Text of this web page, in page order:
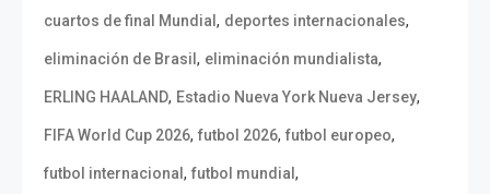
cuartos de final Mundial , deportes internacionales,
eliminación de Brasil , eliminación mundialista,
ERLING HAALAND, Estadio Nueva York Nueva Jersey,
FIFA World Cup 2026, futbol 2026, futbol europeo,
futbol internacional , futbol mundial ,